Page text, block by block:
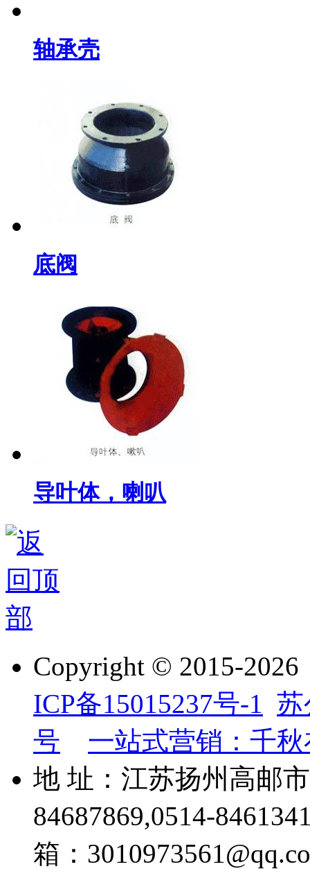
轴承壳
底阀
导叶体，喇叭
Copyright © 2015-
ICP备15015237号-1 苏
号
一站式营销：千
地 址：江苏扬州高邮
84687869,0514-
箱：